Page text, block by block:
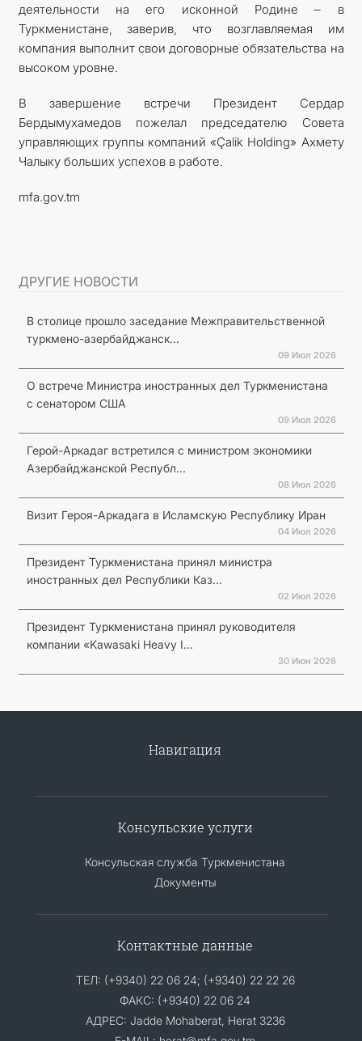
деятельности на его исконной Родине – в
Туркменистане, заверив, что возглавляемая им
компания выполнит свои договорные обязательства на
высоком уровне.
В завершение встречи Президент Сердар
Бердымухамедов пожелал председателю Совета
управляющих группы компаний «Çalik Holding» Ахмету
Чалыку больших успехов в работе.
mfa.gov.tm
ДРУГИЕ НОВОСТИ
В столице прошло заседание Межправительственной
туркмено-азербайджанск...
09 Июл 2026
О встрече Министра иностранных дел Туркменистана
с сенатором США
09 Июл 2026
Герой-Аркадаг встретился с министром экономики
Азербайджанской Республ...
08 Июл 2026
Визит Героя-Аркадага в Исламскую Республику Иран
04 Июл 2026
Президент Туркменистана принял министра
иностранных дел Республики Каз...
02 Июл 2026
Президент Туркменистана принял руководителя
компании «Kawasaki Heavy I...
30 Июн 2026
Навигация
Консульские услуги
Консульская служба Туркменистана
Документы
Контактные данные
ТЕЛ: (+9340) 22 06 24; (+9340) 22 22 26
ФАКС: (+9340) 22 06 24
АДРЕС: Jadde Mohaberat, Herat 3236